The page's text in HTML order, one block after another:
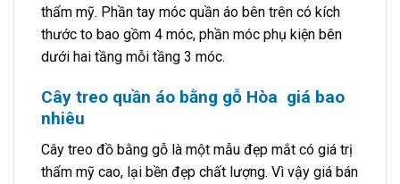
thẩm mỹ. Phần tay móc quần áo bên trên có kích
thước to bao gồm 4 móc, phần móc phụ kiện bên
dưới hai tầng mỗi tầng 3 móc.
Cây treo quần áo bằng gỗ Hòa giá bao
nhiêu
Cây treo đồ bằng gỗ là một mẫu đẹp mắt có giá trị
thẩm mỹ cao, lại bền đẹp chất lượng. Vì vậy giá bán